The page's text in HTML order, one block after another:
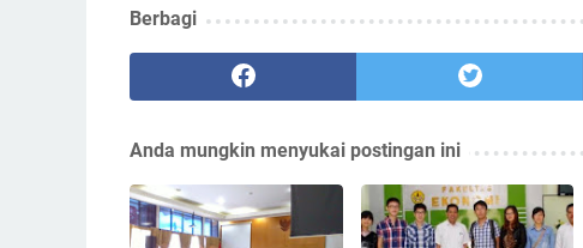
Berbagi
Anda mungkin menyukai postingan ini